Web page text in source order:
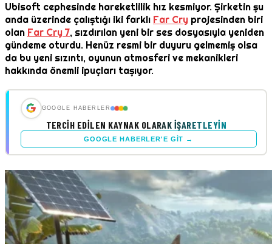
Ubisoft cephesinde hareketlilik hız kesmiyor. Şirketin şu
anda üzerinde çalıştığı iki farklı Far Cry projesinden biri
olan Far Cry 7, sızdırılan yeni bir ses dosyasıyla yeniden
gündeme oturdu. Henüz resmi bir duyuru gelmemiş olsa
da bu yeni sızıntı, oyunun atmosferi ve mekanikleri
hakkında önemli ipuçları taşıyor.
GOOGLE HABERLER
TERCIH EDILEN KAYNAK OLARAK İŞARETLEYIN
GOOGLE HABERLER'E GIT →